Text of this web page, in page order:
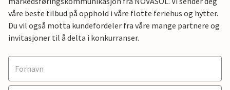
våre beste tilbud på opphold i våre flotte feriehus og hytter.
Du vil også motta kundefordeler fra våre mange partnere og
invitasjoner til å delta i konkurranser.